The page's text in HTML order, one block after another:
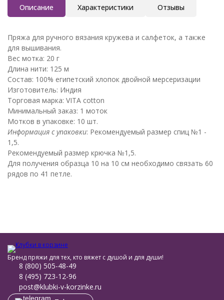
Описание Характеристики Отзывы
Пряжа для ручного вязания кружева и салфеток, а также
для вышивания.
Вес мотка: 20 г
Длина нити: 125 м
Состав: 100% египетский хлопок двойной мерсеризации
Изготовитель: Индия
Торговая марка: VITA cotton
Минимальный заказ: 1 моток
Мотков в упаковке: 10 шт.
Информация с упаковки: Рекомендуемый размер спиц №1 -
1,5.
Рекомендуемый размер крючка №1,5.
Для получения образца 10 на 10 см необходимо связать 60
рядов по 41 петле.
Бренд пряжи для тех, кто вяжет с душой и для души!
8 (800) 505-48-49
8 (495) 723-12-96
post@klubki-v-korzinke.ru